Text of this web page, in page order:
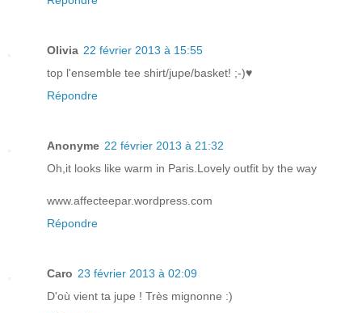
Olivia 22 février 2013 à 15:55
top l'ensemble tee shirt/jupe/basket! ;-)♥
Répondre
Anonyme 22 février 2013 à 21:32
Oh,it looks like warm in Paris.Lovely outfit by the way
www.affecteepar.wordpress.com
Répondre
Caro 23 février 2013 à 02:09
D'où vient ta jupe ! Très mignonne :)